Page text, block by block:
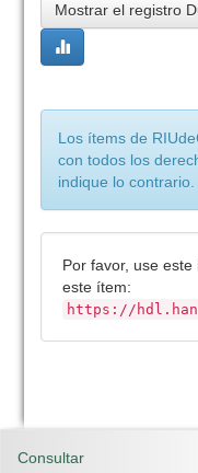
Mostrar el registro
Los ítems de
con todos los
indique lo contrario.
Por favor, use
este ítem:
https://
Consultar